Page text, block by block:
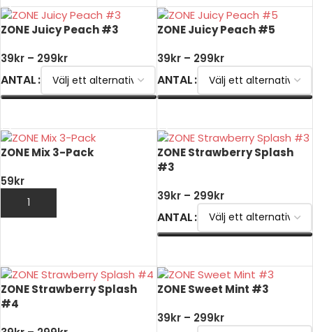
ZONE Juicy Peach #3
39kr – 299kr
ANTAL
ZONE Juicy Peach #5
39kr – 299kr
ANTAL
ZONE Mix 3-Pack
59kr
LÄGG TILL I VARUKORG
ZONE Strawberry Splash
#3
39kr – 299kr
ANTAL
ZONE Strawberry Splash
#4
ZONE Sweet Mint #3
39kr – 299kr